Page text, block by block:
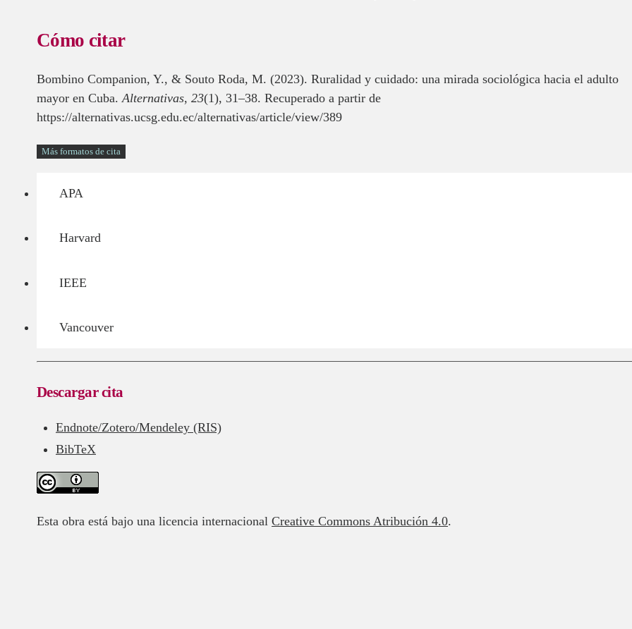
Cómo citar
Bombino Companion, Y., & Souto Roda, M. (2023). Ruralidad y cuidado: una mirada sociológica hacia el adulto
mayor en Cuba. Alternativas, 23(1), 31–38. Recuperado a partir de
https://alternativas.ucsg.edu.ec/alternativas/article/view/389
Más formatos de cita
APA
Harvard
IEEE
Vancouver
Descargar cita
Endnote/Zotero/Mendeley (RIS)
BibTeX
Esta obra está bajo una licencia internacional Creative Commons Atribución 4.0.